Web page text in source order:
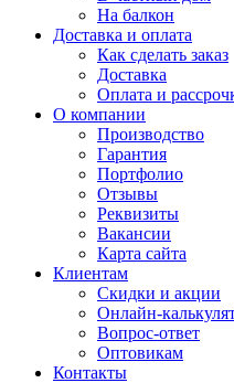
На балкон
Доставка и оплата
Как сделать заказ
Доставка
Оплата и
О компании
Производство
Гарантия
Портфолио
Отзывы
Реквизиты
Вакансии
Карта сайта
Клиентам
Скидки и акции
Онлайн-
Вопрос-ответ
Оптовикам
Контакты